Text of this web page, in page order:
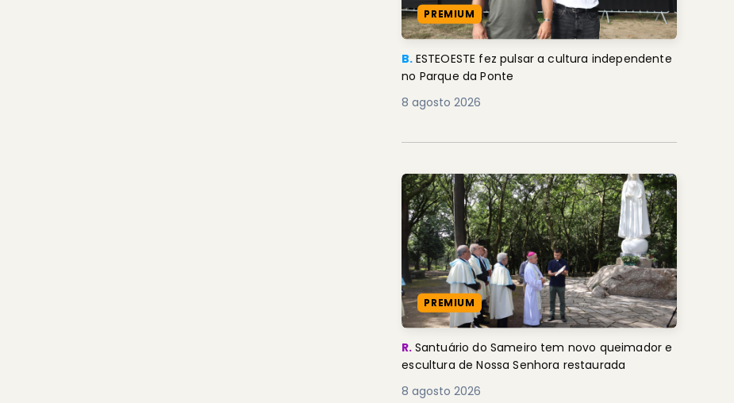
PREMIUM
B. ESTEOESTE fez pulsar a cultura independente
no Parque da Ponte
8 agosto 2026
PREMIUM
R. Santuário do Sameiro tem novo queimador e
escultura de Nossa Senhora restaurada
8 agosto 2026